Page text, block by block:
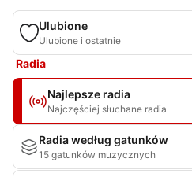
Ulubione
Ulubione i ostatnie
Radia
Najlepsze radia
Najczęściej słuchane radia
Radia według gatunków
15 gatunków muzycznych